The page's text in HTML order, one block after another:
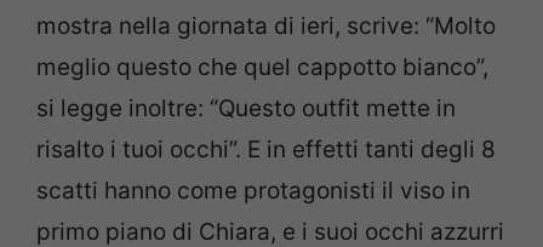
mostra nella giornata di ieri, scrive: “Molto
meglio questo che quel cappotto bianco”,
si legge inoltre: “Questo outfit mette in
risalto i tuoi occhi”. E in effetti tanti degli 8
scatti hanno come protagonisti il viso in
primo piano di Chiara, e i suoi occhi azzurri